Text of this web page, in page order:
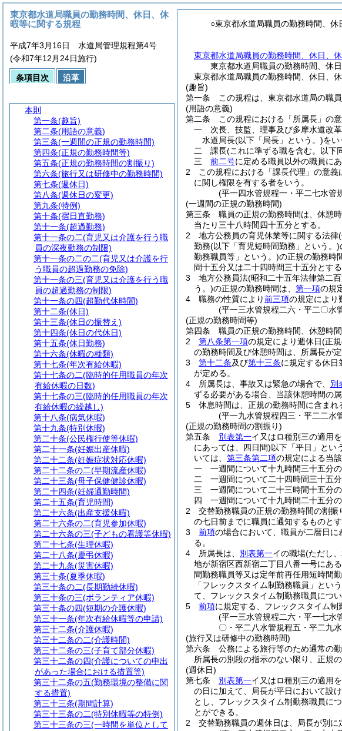
○東京都水道局職員の勤務時間、休
東京都水道局職員の勤務時間、休日、
東京都水道局職員の勤務時間、休
東京都水道局職員の勤務時間、休日、
(趣旨)
第一条
この規程は、東京都水道局の職
(用語の意義)
第二条
この規程における「所属長」の
一
次長、技監、理事及び多摩水道改
水道局長(以下「局長」という。)をい
二
課長(これに準ずる職を含む。以下
三
前二号に定める職員以外の職員に
2
この規程における「課長代理」の意
に関し権限を有する者をいう。
(平一四水管規程一・平二七水管
(一週間の正規の勤務時間)
第三条
職員の正規の勤務時間は、休憩
当たり三十八時間四十五分とする。
2
地方公務員の育児休業等に関する法律
勤務(以下「育児短時間勤務」という。)
勤務職員等」という。)の正規の勤務時
間十五分又は二十四時間三十五分とする
3
地方公務員法(昭和二十五年法律第二
う。)の正規の勤務時間は、 第一項の規
4
職務の性質により前三項の規定により
(平一三水管規程二六・平二〇水
(正規の勤務時間等)
第四条
職員の正規の勤務時間、休憩時間
2
第八条第一項の規定により週休日(正
の勤務時間及び休憩時間は、所属長が定
3
第十二条及び第十三条に規定する休日
が定める。
4
所属長は、事故又は緊急の場合で、 別
ずる必要がある場合、当該休憩時間の
5
休息時間は、正規の勤務時間に含まれ
(平一九水管規程四三・平二二水
(正規の勤務時間の割振り)
第五条
別表第一イ又はロ種別三の適用
にあっては、四日間)以下「平日」とい
いては、 第三条第二項の規定による当
一
一週間について十九時間三十五分
二
一週間について二十四時間三十五
三
一週間について二十三時間十五分
四
一週間について十九時間二十五分
2
交替勤務職員の正規の勤務時間の割
の七日前までに職員に通知するものとす
3
前項の場合において、職員が二暦日
る。
4
所属長は、 別表第一イの職場(ただし
地が新宿区西新宿二丁目八番一号にあ
間勤務職員等又は定年前再任用短時間
「フレックスタイム制勤務職員」とい
て、フレックスタイム制勤務職員につ
5
前項に規定する、フレックスタイム制
(平一三水管規程二六・平一七水
〇・平二八水管規程五・平二九
(旅行又は研修中の勤務時間)
第六条
公務による旅行等のため通常の
所属長の別段の指示のない限り、正規
(週休日)
第七条
別表第一イ又はロ種別三の適用
の日に加えて、局長が平日において設
とし、フレックスタイム制勤務職員に
とができる。
2
交替勤務職員の週休日は、局長が別に
東京都水道局職員の勤務時間、休日、休
暇等に関する規程
平成7年3月16日 水道局管理規程第4号
(令和7年12月24日施行)
条項目次 沿革
本則
第一条(趣旨)
第二条(用語の意義)
第三条(一週間の正規の勤務時間)
第四条(正規の勤務時間等)
第五条(正規の勤務時間の割振り)
第六条(旅行又は研修中の勤務時間)
第七条(週休日)
第八条(週休日の変更)
第九条(特例)
第十条(宿日直勤務)
第十一条(超過勤務)
第十一条の二(育児又は介護を行う職
員の深夜勤務の制限)
第十一条の二の二(育児又は介護を行
う職員の超過勤務の免除)
第十一条の三(育児又は介護を行う職
員の超過勤務の制限)
第十一条の四(超勤代休時間)
第十二条(休日)
第十三条(休日の振替え)
第十四条(休日の代休日)
第十五条(休日勤務)
第十六条(休暇の種類)
第十七条(年次有給休暇)
第十七条の二(臨時的任用職員の年次
有給休暇の日数)
第十七条の三(臨時的任用職員の年次
有給休暇の繰越し)
第十八条(病気休暇)
第十九条(特別休暇)
第二十条(公民権行使等休暇)
第二十一条(妊娠出産休暇)
第二十二条(妊娠症状対応休暇)
第二十二条の二(早期流産休暇)
第二十三条(母子保健健診休暇)
第二十四条(妊婦通勤時間)
第二十五条(育児時間)
第二十六条(出産支援休暇)
第二十六条の二(育児参加休暇)
第二十六条の三(子どもの看護等休暇)
第二十七条(生理休暇)
第二十八条(慶弔休暇)
第二十九条(災害休暇)
第三十条(夏季休暇)
第三十条の二(長期勤続休暇)
第三十条の三(ボランティア休暇)
第三十条の四(短期の介護休暇)
第三十一条(年次有給休暇等の申請)
第三十二条(介護休暇)
第三十二条の二(介護時間)
第三十二条の三(子育て部分休暇)
第三十二条の四(介護についての申出
があった場合における措置等)
第三十二条の五(勤務環境の整備に関
する措置)
第三十三条(期間計算)
第三十三条の二(特別休暇等の特例)
第三十三条の三(一時間を単位として